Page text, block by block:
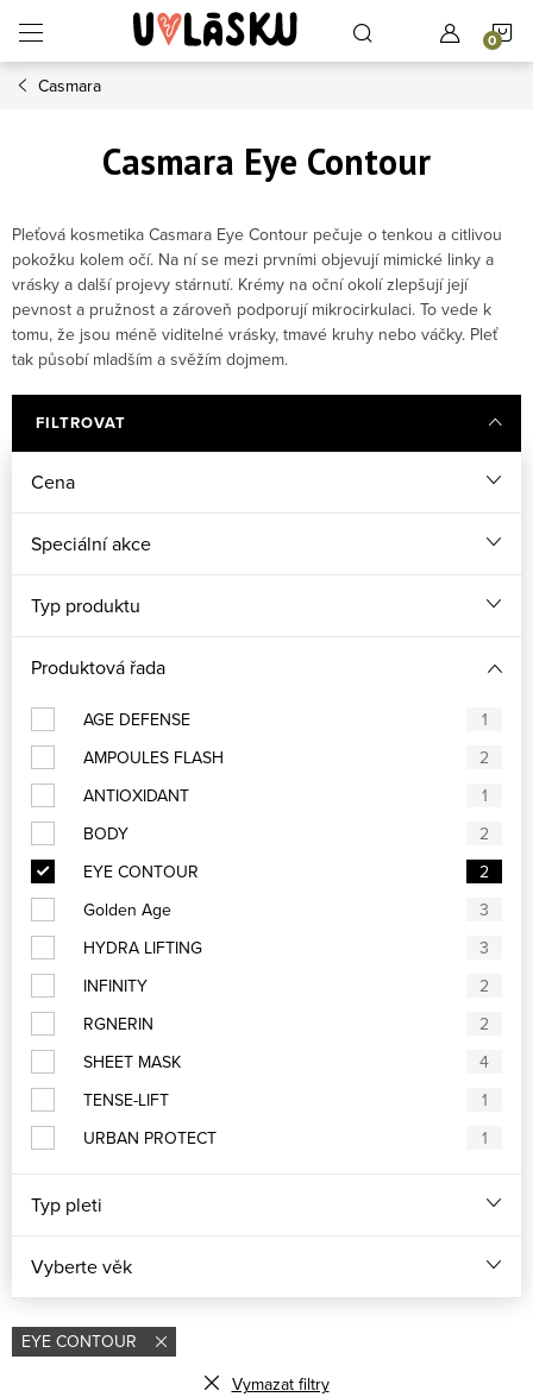
Casmara
Casmara Eye Contour
Pleťová kosmetika Casmara Eye Contour pečuje o tenkou a citlivou
pokožku kolem očí. Na ní se mezi prvními objevují mimické linky a
vrásky a další projevy stárnutí. Krémy na oční okolí zlepšují její
pevnost a pružnost a zároveň podporují mikrocirkulaci. To vede k
tomu, že jsou méně viditelné vrásky, tmavé kruhy nebo váčky. Pleť
tak působí mladším a svěžím dojmem.
FILTROVAT
Cena
Speciální akce
Typ produktu
Produktová řada
AGE DEFENSE
1
AMPOULES FLASH
2
ANTIOXIDANT
1
BODY
2
EYE CONTOUR
2
Golden Age
3
HYDRA LIFTING
3
INFINITY
2
RGNERIN
2
SHEET MASK
4
TENSE-LIFT
1
URBAN PROTECT
1
Typ pleti
Vyberte věk
EYE CONTOUR
Vymazat filtry